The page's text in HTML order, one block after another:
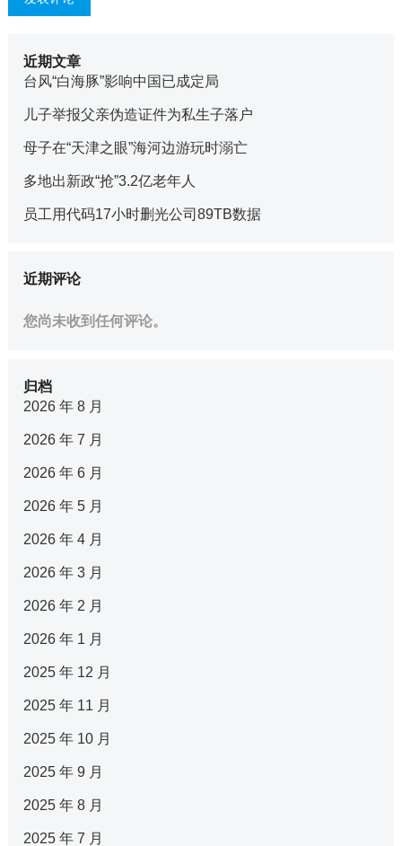
近期文章
台风“白海豚”影响中国已成定局
儿子举报父亲伪造证件为私生子落户
母子在“天津之眼”海河边游玩时溺亡
多地出新政“抢”3.2亿老年人
员工用代码17小时删光公司89TB数据
近期评论
您尚未收到任何评论。
归档
2026 年 8 月
2026 年 7 月
2026 年 6 月
2026 年 5 月
2026 年 4 月
2026 年 3 月
2026 年 2 月
2026 年 1 月
2025 年 12 月
2025 年 11 月
2025 年 10 月
2025 年 9 月
2025 年 8 月
2025 年 7 月